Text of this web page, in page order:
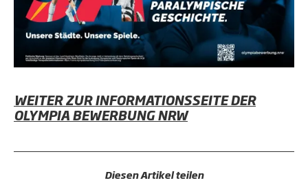
WEITER ZUR INFORMATIONSSEITE DER
OLYMPIA BEWERBUNG NRW
Diesen Artikel teilen